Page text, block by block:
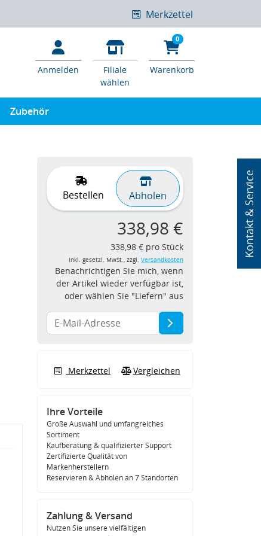
Kontakt & Service
Merkzettel
Anmelden
Filiale
wählen
0
Warenkorb
Zubehör
Bestellen Abholen
338,98 €
338,98 € pro Stück
inkl. gesetzl. MwSt., zzgl. Versandkosten
Benachrichtigen Sie mich, wenn
der Artikel wieder verfügbar ist,
oder wählen Sie "Liefern" aus
Merkzettel Vergleichen
Ihre Vorteile
Große Auswahl und umfangreiches
Sortiment
Kaufberatung & qualifizierter Support
Zertifizierte Qualität von
Markenherstellern
Reservieren & Abholen an 7 Standorten
Zahlung & Versand
Nutzen Sie unsere vielfältigen